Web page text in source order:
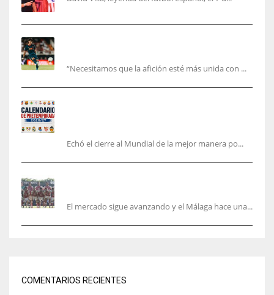
“Necesitamos que la afición esté más unida con ...
Echó el cierre al Mundial de la mejor manera po...
El mercado sigue avanzando y el Málaga hace una...
COMENTARIOS RECIENTES